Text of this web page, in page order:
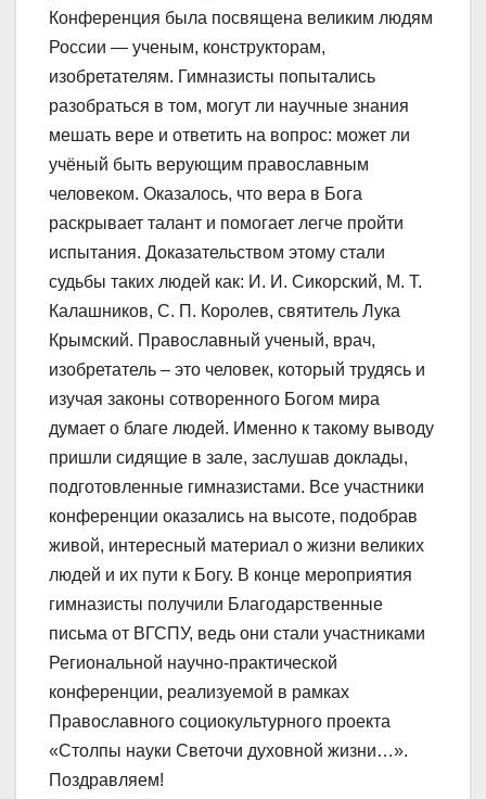
Конференция была посвящена великим людям
России — ученым, конструкторам,
изобретателям. Гимназисты попытались
разобраться в том, могут ли научные знания
мешать вере и ответить на вопрос: может ли
учёный быть верующим православным
человеком. Оказалось, что вера в Бога
раскрывает талант и помогает легче пройти
испытания. Доказательством этому стали
судьбы таких людей как: И. И. Сикорский, М. Т.
Калашников, С. П. Королев, святитель Лука
Крымский. Православный ученый, врач,
изобретатель – это человек, который трудясь и
изучая законы сотворенного Богом мира
думает о благе людей. Именно к такому выводу
пришли сидящие в зале, заслушав доклады,
подготовленные гимназистами. Все участники
конференции оказались на высоте, подобрав
живой, интересный материал о жизни великих
людей и их пути к Богу. В конце мероприятия
гимназисты получили Благодарственные
письма от ВГСПУ, ведь они стали участниками
Региональной научно-практической
конференции, реализуемой в рамках
Православного социокультурного проекта
«Столпы науки Светочи духовной жизни…».
Поздравляем!